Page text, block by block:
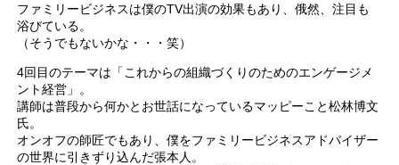
ファミリービジネスは僕のTV出演の効果もあり、俄然、注目も
浴びている。
（そうでもないかな・・・笑）
4回目のテーマは「これからの組織づくりのためのエンゲージメ
ント経営」。
講師は普段から何かとお世話になっているマッピーこと松林博文
氏。
オンオフの師匠でもあり、僕をファミリービジネスアドバイザー
の世界に引きずり込んだ張本人。